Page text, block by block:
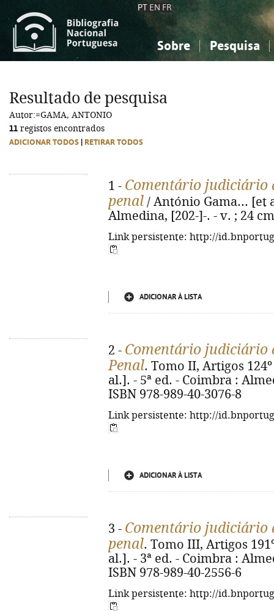
PT EN FR
Sobre Pesquisa
Ciências sociais...
Ciências sociais...
Resultado de pesquisa
Autor:=GAMA, ANTONIO
11 registos encontrados
ADICIONAR TODOS RETIRAR TODOS
1 - Comentário judiciário
penal / António Gama... [et
Almedina, [202-]-. - v. ; 24
Link persistente: http://
ADICIONAR À LISTA
2 - Comentário judiciário
Penal. Tomo II, Artigos
al.]. - 5ª ed. - Coimbra :
ISBN 978-989-40-3076-8
Link persistente: http://
ADICIONAR À LISTA
3 - Comentário judiciário
penal. Tomo III, Artigos
al.]. - 3ª ed. - Coimbra :
ISBN 978-989-40-2556-6
Link persistente: http://